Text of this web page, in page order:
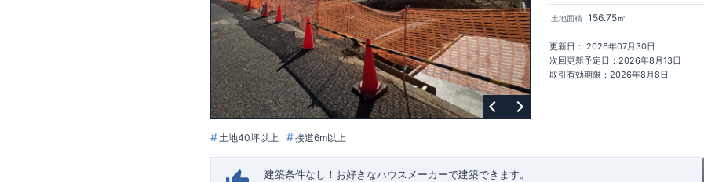
1.5倍の耐震力を達成しています。 ■耐風等級2 災害時の損傷の受けにくさを評価されていま
す。建築基準法に定められている暴風による力（500年に1 度）のさらに 1.2倍の暴風に対して
も損傷を生じないことで耐風最高等級2を取得しています。
栄住宅は土地の仕入れ、設計、施工、販売、メンテナンスまで、すべてのプロセスに携わって
います。 ■アフターサポートもっと詳しく 快適に暮らすことができる住宅の品質を長
期にわたり維持するには、定期的な点検を実施することが重要です。 最大 60年間の保証制度
がございます。もちろん、定期点検以外でも万一不具合が発生した際は対応いたします。
土地面積 156.75㎡
更新日： 2026年07月30日
次回更新予定日：2026年8月13日
取引有効期限：2026年8月8日
土地40坪以上 接道6m以上
建築条件なし！​お好きなハウスメーカーで建築できます。